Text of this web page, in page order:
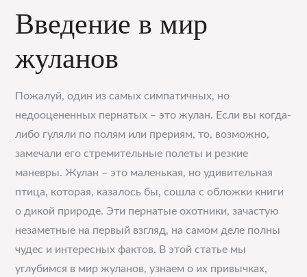
Введение в мир
жуланов
Пожалуй, один из самых симпатичных, но
недооцененных пернатых – это жулан. Если вы когда-
либо гуляли по полям или прериям, то, возможно,
замечали его стремительные полеты и резкие
маневры. Жулан – это маленькая, но удивительная
птица, которая, казалось бы, сошла с обложки книги
о дикой природе. Эти пернатые охотники, зачастую
незаметные на первый взгляд, на самом деле полны
чудес и интересных фактов. В этой статье мы
углубимся в мир жуланов, узнаем о их привычках,